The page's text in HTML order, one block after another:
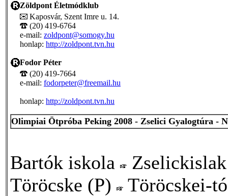
Zöldpont Életmódklub
Kaposvár, Szent Imre u. 14.
(20) 419-6764
e-mail: zoldpont@somogy.hu
honlap: http://zoldpont.tvn.hu
Fodor Péter
(20) 419-7664
e-mail: fodorpeter@freemail.hu
honlap: http://zoldpont.tvn.hu
Olimpiai Ötpróba Peking 2008 - Zselici Gyalogtúra -
Bartók iskola
Töröcske (P)
Töröcskei-